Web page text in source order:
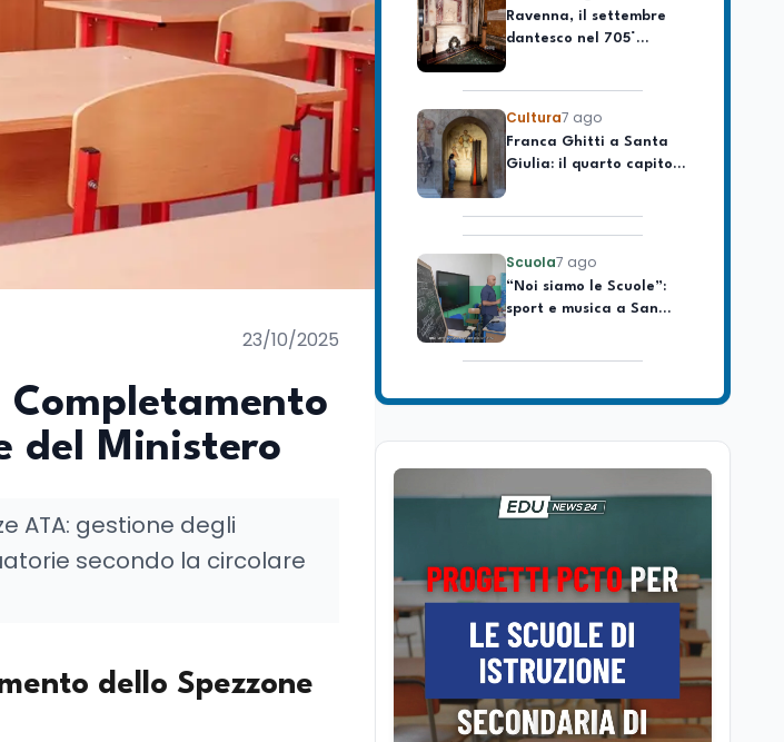
23/10/2025
Completamento
del Ministero
ATA: gestione degli
secondo la circolare
dello Spezzone
longevo dell’Italia
repubblicana
dantesco nel 705°
anniversario della morte
Giulia: il quarto capitolo
sport e musica a San
con il progetto del Mim
studente 14enne uccide
Camere in ferie,
elettorale e Rai. La
premier Meloni attesa a
celebrare il governo più
longevo dell’Italia
repubblicana
Cultura7 ago
Ravenna, il settembre
dantesco nel 705°
anniversario della morte
del Sommo Poeta
Cultura7 ago